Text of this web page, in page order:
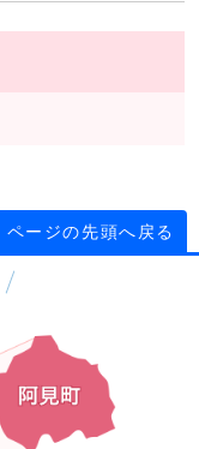
ページの先頭へ戻る